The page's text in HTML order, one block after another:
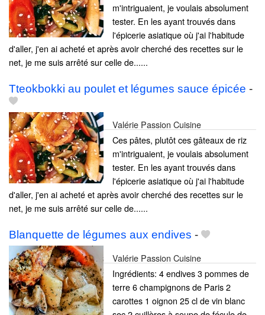
m'intriguaient, je voulais absolument
tester. En les ayant trouvés dans
l'épicerie asiatique où j'ai l'habitude
d'aller, j'en ai acheté et après avoir cherché des recettes sur le
net, je me suis arrêté sur celle de......
Tteokbokki au poulet et légumes sauce épicée -
Valérie Passion Cuisine
Ces pâtes, plutôt ces gâteaux de riz
m'intriguaient, je voulais absolument
tester. En les ayant trouvés dans
l'épicerie asiatique où j'ai l'habitude
d'aller, j'en ai acheté et après avoir cherché des recettes sur le
net, je me suis arrêté sur celle de......
Blanquette de légumes aux endives -
Valérie Passion Cuisine
Ingrédients: 4 endives 3 pommes de
terre 6 champignons de Paris 2
carottes 1 oignon 25 cl de vin blanc